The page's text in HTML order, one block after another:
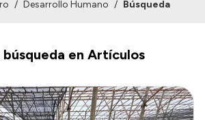
/ Desarrollo Humano / Búsqueda
búsqueda en Artículos